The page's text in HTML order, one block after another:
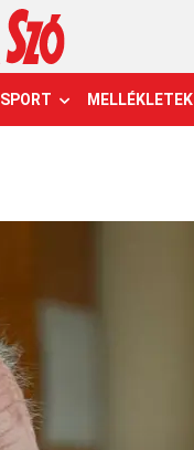
SPORT MELLÉKLETEK